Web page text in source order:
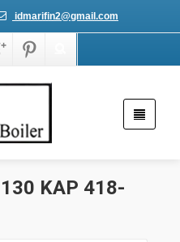
idmarifin2@gmail.com
KAP 418-